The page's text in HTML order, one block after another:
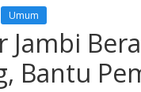
Umum
Bantu